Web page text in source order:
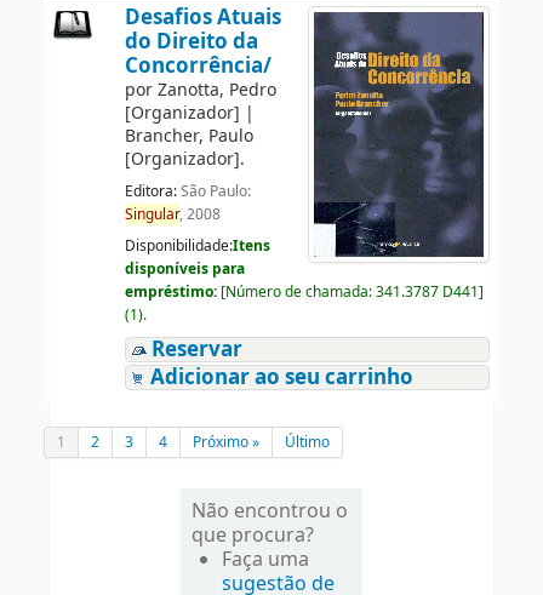
Desafios Atuais
do Direito da
Concorrência/
porZanotta, Pedro
[Organizador] |
Brancher, Paulo
[Organizador].
Editora:São Paulo:
Singular, 2008
Disponibilidade:Itens
disponíveis para
empréstimo: [Número de chamada:341.3787 D441]
(1).
Reservar
Adicionar ao seu carrinho
1 2 3 4 Próximo » Último
Não encontrou o
que procura?
Faça uma
sugestão de